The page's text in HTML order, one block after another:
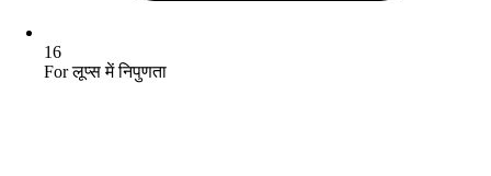
16
For लूप्स में निपुणता